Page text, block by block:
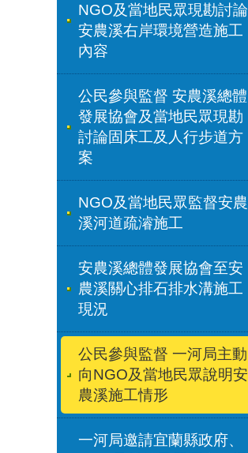
NGO及當地民眾現勘討論
安農溪右岸環境營造施工
內容
公民參與監督 安農溪總體
發展協會及當地民眾現勘
討論固床工及人行步道方
案
NGO及當地民眾監督安農
溪河道疏濬施工
安農溪總體發展協會至安
農溪關心排石排水溝施工
現況
公民參與監督 一河局主動
向NGO及當地民眾說明安
農溪施工情形
一河局邀請宜蘭縣政府、